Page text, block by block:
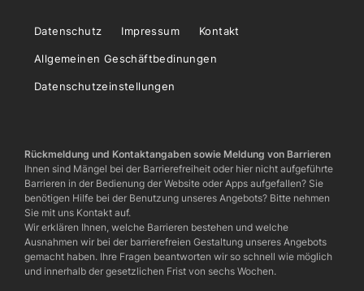
Datenschutz Impressum Kontakt
Allgemeinen Geschäftbedinungen
Datenschutzeinstellungen
Rückmeldung und Kontaktangaben sowie Meldung von Barrieren
Ihnen sind Mängel bei der Barrierefreiheit oder hier nicht aufgeführte
Barrieren in der Bedienung der Website oder Apps aufgefallen? Sie
benötigen Hilfe bei der Benutzung unseres Angebots? Bitte nehmen
Sie mit uns Kontakt auf.
Wir erklären Ihnen, welche Barrieren bestehen und welche
Ausnahmen wir bei der barrierefreien Gestaltung unseres Angebots
gemacht haben. Ihre Fragen beantworten wir so schnell wie möglich
und innerhalb der gesetzlichen Frist von sechs Wochen.